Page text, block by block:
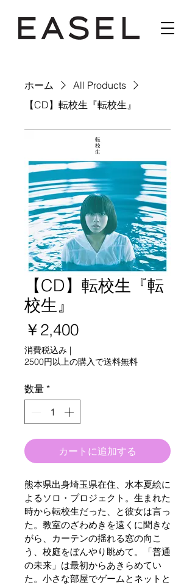
ホーム
All Products
【CD】転校生『転校生』
【CD】転校生『転
校生』
￥2,400価
消費税込み |
2500円以上の購入で送料無料
数量 *
カートに追加する
熊本県出身埼玉県在住、水本夏絵に
よるソロ・プロジェクト。生まれた
時から転校生だった、と彼女は言っ
た。教室のざわめきを遠くに聞きな
がら、カーテンの揺れる窓の向こ
う、校庭をぼんやり眺めて。「普通
の未来」は最初からあきらめてい
た。小さな部屋でゲームとネットと